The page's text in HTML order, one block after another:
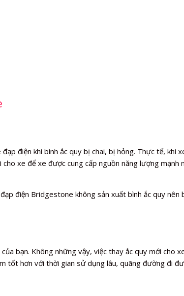
điện khi bình ắc quy bị chai, bị hỏng. Thực tế, khi
xe để xe được cung cấp nguồn năng lượng mạnh
điện Bridgestone không sản xuất bình ắc quy nên
bạn. Không những vậy, việc thay ắc quy mới cho
tốt hơn với thời gian sử dụng lâu, quãng đường đi